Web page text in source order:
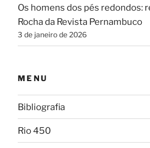
Os homens dos pés redondos:
Rocha da Revista Pernambuco
3 de janeiro de 2026
MENU
Bibliografia
Rio 450